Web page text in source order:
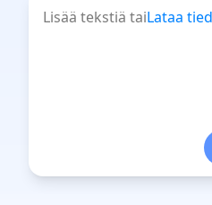
Lisää tekstiä taiLataa